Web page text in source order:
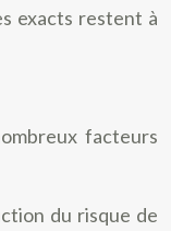
exacts restent à
facteurs
du risque de